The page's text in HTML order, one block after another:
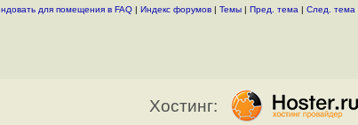
для помещения в FAQ | Индекс форумов | Темы | Пред. тема | След. тема
Хостинг: